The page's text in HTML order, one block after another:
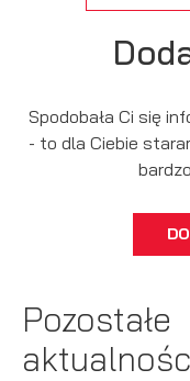
Spodobała Ci się
- to dla Ciebie
Pozostałe